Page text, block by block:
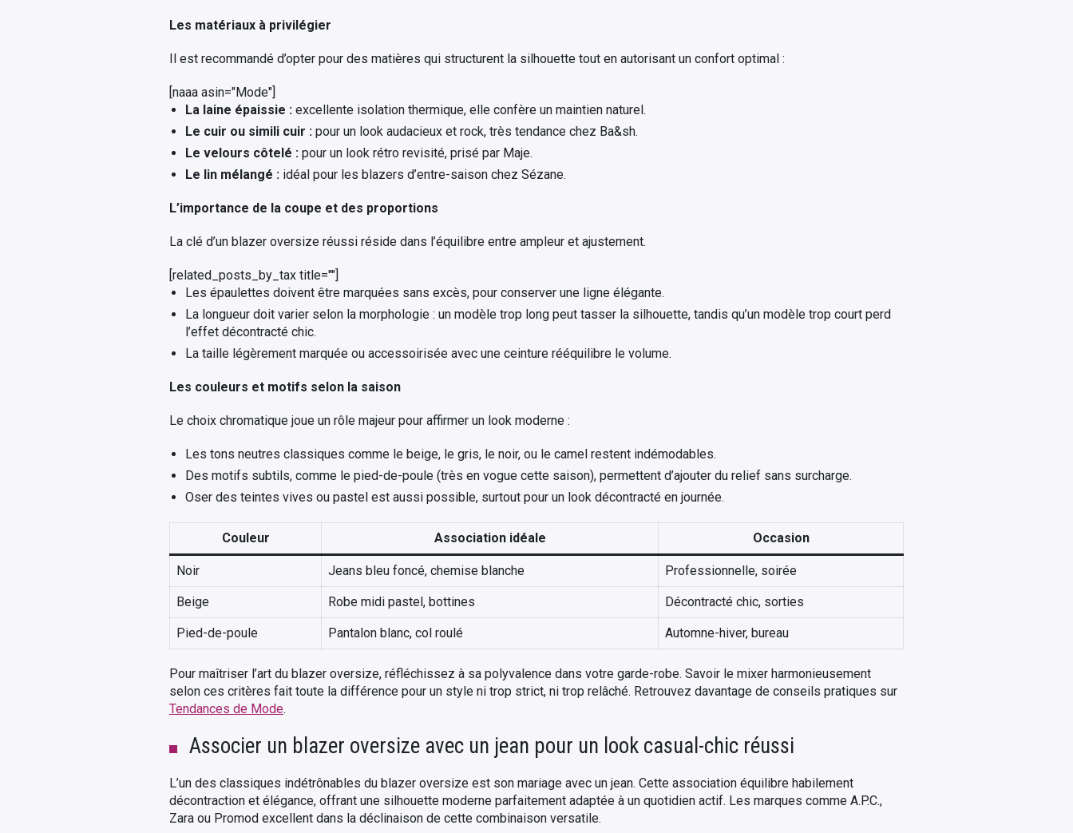
Les matériaux à privilégier
Il est recommandé d’opter pour des matières qui structurent la silhouette tout en autorisant un confort optimal :
[naaa asin="Mode"]
La laine épaissie : excellente isolation thermique, elle confère un maintien naturel.
Le cuir ou simili cuir : pour un look audacieux et rock, très tendance chez Ba&sh.
Le velours côtelé : pour un look rétro revisité, prisé par Maje.
Le lin mélangé : idéal pour les blazers d’entre-saison chez Sézane.
L’importance de la coupe et des proportions
La clé d’un blazer oversize réussi réside dans l’équilibre entre ampleur et ajustement.
[related_posts_by_tax title=""]
Les épaulettes doivent être marquées sans excès, pour conserver une ligne élégante.
La longueur doit varier selon la morphologie : un modèle trop long peut tasser la silhouette, tandis qu’un modèle trop court perd
l’effet décontracté chic.
La taille légèrement marquée ou accessoirisée avec une ceinture rééquilibre le volume.
Les couleurs et motifs selon la saison
Le choix chromatique joue un rôle majeur pour affirmer un look moderne :
Les tons neutres classiques comme le beige, le gris, le noir, ou le camel restent indémodables.
Des motifs subtils, comme le pied-de-poule (très en vogue cette saison), permettent d’ajouter du relief sans surcharge.
Oser des teintes vives ou pastel est aussi possible, surtout pour un look décontracté en journée.
Couleur Association idéale Occasion
Noir Jeans bleu foncé, chemise blanche Professionnelle, soirée
Beige Robe midi pastel, bottines Décontracté chic, sorties
Pied-de-poule Pantalon blanc, col roulé Automne-hiver, bureau
Pour maîtriser l’art du blazer oversize, réfléchissez à sa polyvalence dans votre garde-robe. Savoir le mixer harmonieusement
selon ces critères fait toute la différence pour un style ni trop strict, ni trop relâché. Retrouvez davantage de conseils pratiques sur
Tendances de Mode.
Associer un blazer oversize avec un jean pour un look casual-chic réussi
L’un des classiques indétrônables du blazer oversize est son mariage avec un jean. Cette association équilibre habilement
décontraction et élégance, offrant une silhouette moderne parfaitement adaptée à un quotidien actif. Les marques comme A.P.C.,
Zara ou Promod excellent dans la déclinaison de cette combinaison versatile.